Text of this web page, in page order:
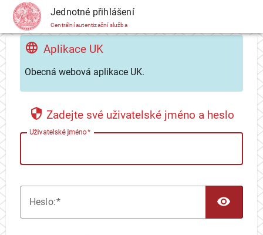
CAS Jednotné přihlášení
Centrální autentizační služba
Aplikace UK
Obecná webová aplikace UK.
Zadejte své uživatelské jméno a heslo
Uživatelské jméno
Heslo: